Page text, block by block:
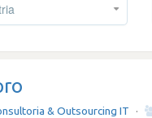
& Outsourcing IT ·